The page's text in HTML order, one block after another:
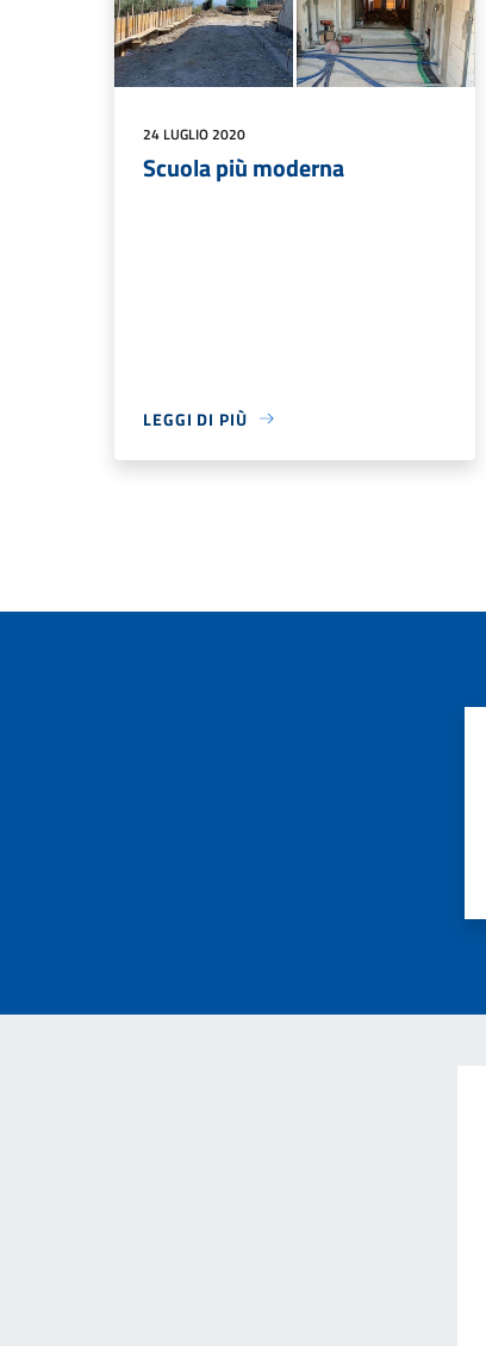
24 LUGLIO 2020
Scuola più moderna
LEGGI DI PIÙ